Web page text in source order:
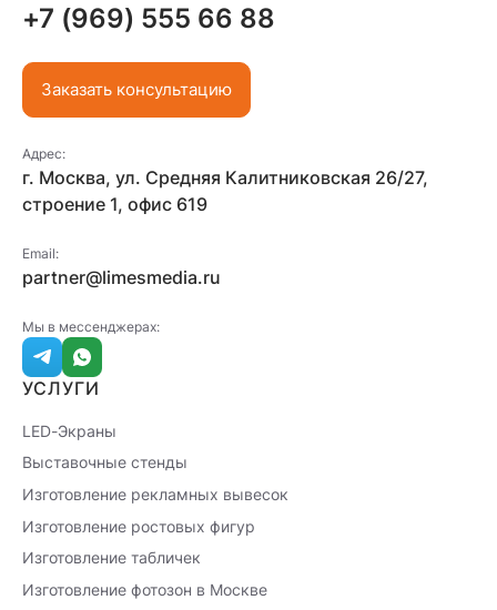
+7 (969) 555 66 88
Заказать консультацию
Адрес:
г. Москва, ул. Средняя Калитниковская 26/27,
строение 1, офис 619
Email:
partner@limesmedia.ru
Мы в мессенджерах:
УСЛУГИ
LED-Экраны
Выставочные стенды
Изготовление рекламных вывесок
Изготовление ростовых фигур
Изготовление табличек
Изготовление фотозон в Москве